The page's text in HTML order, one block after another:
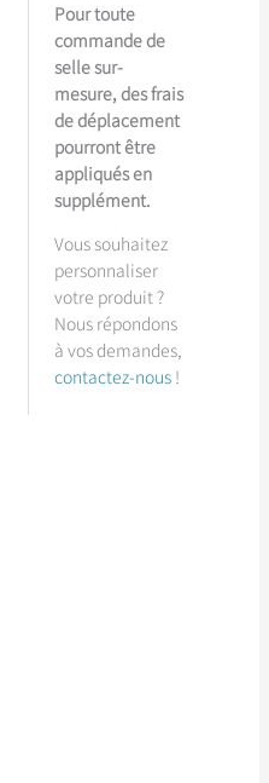
Pour toute
commande de
selle sur-
mesure, des frais
de déplacement
pourront être
appliqués en
supplément.
Vous souhaitez
personnaliser
votre produit ?
Nous répondons
à vos demandes,
contactez-nous !